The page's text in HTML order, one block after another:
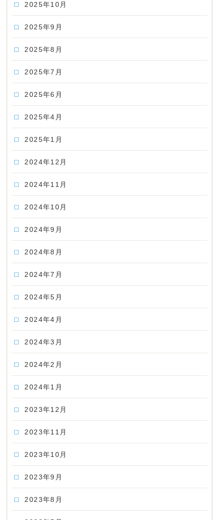
2025年10月
2025年9月
2025年8月
2025年7月
2025年6月
2025年4月
2025年1月
2024年12月
2024年11月
2024年10月
2024年9月
2024年8月
2024年7月
2024年5月
2024年4月
2024年3月
2024年2月
2024年1月
2023年12月
2023年11月
2023年10月
2023年9月
2023年8月